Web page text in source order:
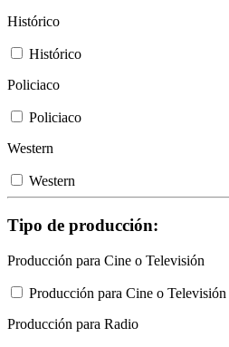
Histórico
Histórico
Policiaco
Policiaco
Western
Western
Tipo de producción:
Producción para Cine o Televisión
Producción para Cine o Televisión
Producción para Radio